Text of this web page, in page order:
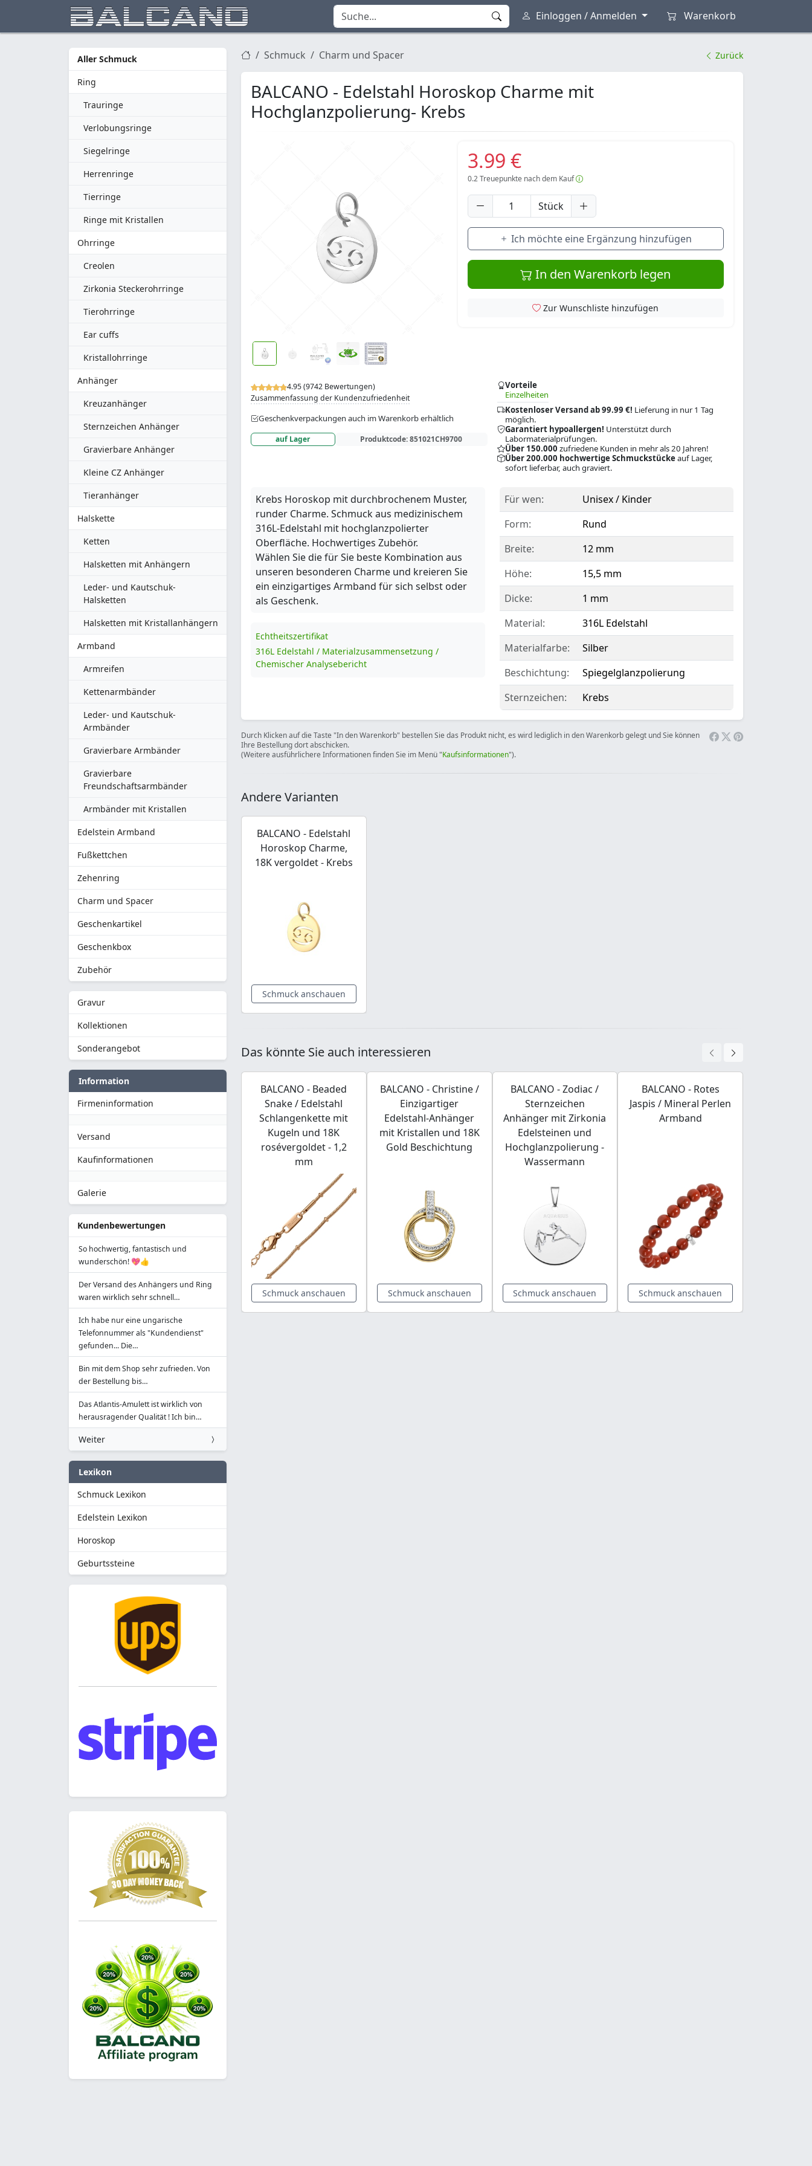
Einloggen / Anmelden Warenkorb
Aller Schmuck
Ring
Trauringe
Verlobungsringe
Siegelringe
Herrenringe
Tierringe
Ringe mit Kristallen
Ohrringe
Creolen
Zirkonia Steckerohrringe
Tierohrringe
Ear cuffs
Kristallohrringe
Anhänger
Kreuzanhänger
Sternzeichen Anhänger
Gravierbare Anhänger
Kleine CZ Anhänger
Tieranhänger
Halskette
Ketten
Halsketten mit Anhängern
Leder- und Kautschuk-
Halsketten
Halsketten mit Kristallanhängern
Armband
Armreifen
Kettenarmbänder
Leder- und Kautschuk-
Armbänder
Gravierbare Armbänder
Gravierbare
Freundschaftsarmbänder
Armbänder mit Kristallen
Edelstein Armband
Fußkettchen
Zehenring
Charm und Spacer
Geschenkartikel
Geschenkbox
Zubehör
Gravur
Kollektionen
Sonderangebot
Information
Firmeninformation
Versand
Kaufinformationen
Galerie
Kundenbewertungen
So hochwertig, fantastisch und
wunderschön! 💖👍
Der Versand des Anhängers und Ring
waren wirklich sehr schnell…
Ich habe nur eine ungarische
Telefonnummer als "Kundendienst"
gefunden... Die…
Bin mit dem Shop sehr zufrieden. Von
der Bestellung bis…
Das Atlantis-Amulett ist wirklich von
herausragender Qualität ! Ich bin…
Weiter
Lexikon
Schmuck Lexikon
Edelstein Lexikon
Horoskop
Geburtssteine
Schmuck Charm und Spacer Zurück
BALCANO - Edelstahl Horoskop Charme mit
Hochglanzpolierung- Krebs
4.95 (9742 Bewertungen)
Zusammenfassung der Kundenzufriedenheit
Geschenkverpackungen auch im Warenkorb erhältlich
auf Lager Produktcode:851021CH9700
Vorteile
Einzelheiten
Kostenloser Versand ab 99.99 €! Lieferung in nur 1 Tag
möglich.
Garantiert hypoallergen! Unterstützt durch
Labormaterialprüfungen.
Über 150.000 zufriedene Kunden in mehr als 20 Jahren!
Über 200.000 hochwertige Schmuckstückeauf Lager,
sofort lieferbar, auch graviert.
3.99 €
0.2Treuepunkte nach dem Kauf
Stück
Ich möchte eine Ergänzung hinzufügen
In den Warenkorb legen
Zur Wunschliste hinzufügen
Krebs Horoskop mit durchbrochenem Muster,
runder Charme. Schmuck aus medizinischem
316L-Edelstahl mit hochglanzpolierter
Oberfläche. Hochwertiges Zubehör.
Wählen Sie die für Sie beste Kombination aus
unseren besonderen Charme und kreieren Sie
ein einzigartiges Armband für sich selbst oder
als Geschenk.
Echtheitszertifikat
316L Edelstahl / Materialzusammensetzung /
Chemischer Analysebericht
Für wen:
Unisex / Kinder
Form:
Rund
Breite:
12 mm
Höhe:
15,5 mm
Dicke:
1 mm
Material:
316L Edelstahl
Materialfarbe:
Silber
Beschichtung:
Spiegelglanzpolierung
Sternzeichen:
Krebs
Durch Klicken auf die Taste "In den Warenkorb" bestellen Sie das Produkt nicht, es wird lediglich in den Warenkorb gelegt und Sie können
Ihre Bestellung dort abschicken.
(Weitere ausführlichere Informationen finden Sie im Menü "Kaufsinformationen").
Andere Varianten
BALCANO - Edelstahl
Horoskop Charme,
18K vergoldet - Krebs
Schmuck anschauen
Das könnte Sie auch interessieren
BALCANO - Beaded
Snake / Edelstahl
Schlangenkette mit
Kugeln und 18K
rosévergoldet - 1,2
mm
Schmuck anschauen
BALCANO - Christine /
Einzigartiger
Edelstahl-Anhänger
mit Kristallen und 18K
Gold Beschichtung
Schmuck anschauen
BALCANO - Zodiac /
Sternzeichen
Anhänger mit Zirkonia
Edelsteinen und
Hochglanzpolierung -
Wassermann
Schmuck anschauen
BALCANO - Rotes
Jaspis / Mineral Perlen
Armband
Schmuck anschauen